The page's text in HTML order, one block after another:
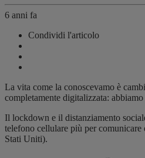
6 anni fa
Condividi l'articolo
La vita come la conoscevamo è
completamente digitalizzata:
Il lockdown e il distanziamento
telefono cellulare più per comunicare
Stati Uniti).